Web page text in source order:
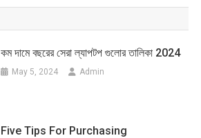
কম দামে বছরের সেরা ল্যাপটপ গুলোর তালিকা 2024
May 5, 2024 Admin
Five Tips For Purchasing